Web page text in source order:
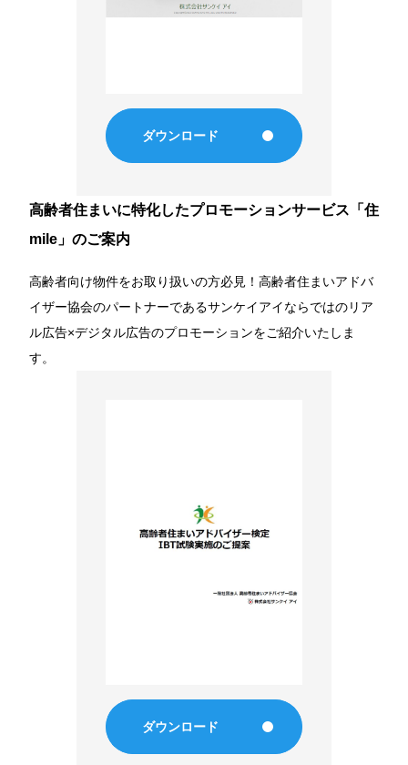
コンプライアンス
健康優良企業（銀）
事業継続力強化計画
Recruit
ダウンロード
高齢者住まいに特化したプロモーションサービス「住
mile」のご案内
高齢者向け物件をお取り扱いの方必見！高齢者住まいアドバ
イザー協会のパートナーであるサンケイアイならではのリア
ル広告×デジタル広告のプロモーションをご紹介いたしま
す。
ダウンロード